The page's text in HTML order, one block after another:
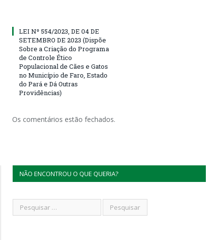
LEI Nº 554/2023, DE 04 DE
SETEMBRO DE 2023 (Dispõe
Sobre a Criação do Programa
de Controle Ético
Populacional de Cães e Gatos
no Município de Faro, Estado
do Pará e Dá Outras
Providências)
Os comentários estão fechados.
NÃO ENCONTROU O QUE QUERIA?